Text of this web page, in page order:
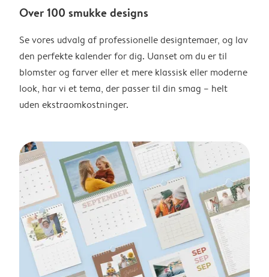
Over 100 smukke designs
Se vores udvalg af professionelle designtemaer, og lav
den perfekte kalender for dig. Uanset om du er til
blomster og farver eller et mere klassisk eller moderne
look, har vi et tema, der passer til din smag – helt
uden ekstraomkostninger.